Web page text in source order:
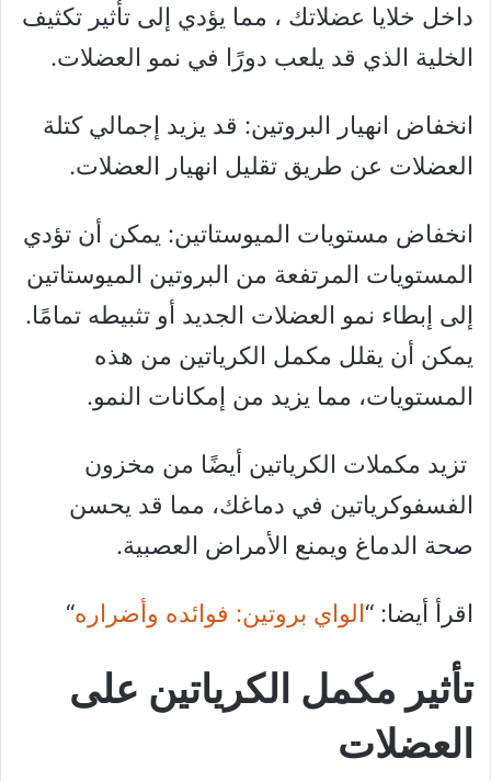
داخل خلايا عضلاتك ، مما يؤدي إلى تأثير تكثيف
الخلية الذي قد يلعب دورًا في نمو العضلات.
انخفاض انهيار البروتين: قد يزيد إجمالي كتلة
العضلات عن طريق تقليل انهيار العضلات.
انخفاض مستويات الميوستاتين: يمكن أن تؤدي
المستويات المرتفعة من البروتين الميوستاتين
إلى إبطاء نمو العضلات الجديد أو تثبيطه تمامًا.
يمكن أن يقلل مكمل الكرياتين من هذه
المستويات، مما يزيد من إمكانات النمو.
تزيد مكملات الكرياتين أيضًا من مخزون
الفسفوكرياتين في دماغك، مما قد يحسن
صحة الدماغ ويمنع الأمراض العصبية.
اقرأ أيضا: “الواي بروتين: فوائده وأضراره“
تأثير مكمل الكرياتين على
العضلات